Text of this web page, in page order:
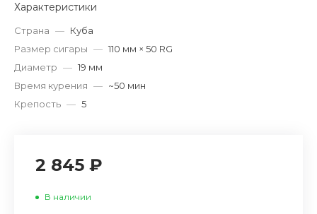
Характеристики
Страна — Куба
Размер сигары — 110 мм × 50 RG
Диаметр — 19 мм
Время курения — ~50 мин
Крепость — 5
2 845 ₽
В наличии